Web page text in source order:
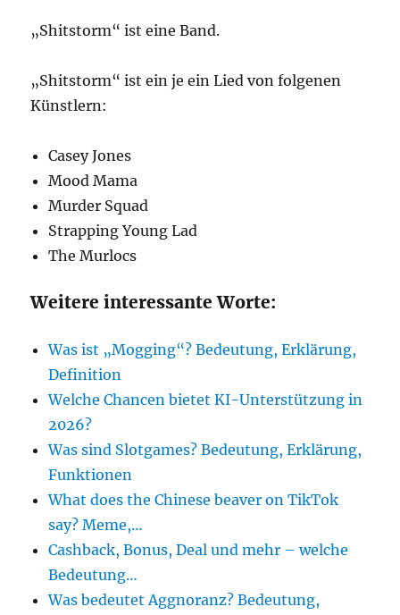
„Shitstorm“ ist eine Band.
„Shitstorm“ ist ein je ein Lied von folgenen
Künstlern:
Casey Jones
Mood Mama
Murder Squad
Strapping Young Lad
The Murlocs
Weitere interessante Worte:
Was ist „Mogging“? Bedeutung, Erklärung,
Definition
Welche Chancen bietet KI-Unterstützung in
2026?
Was sind Slotgames? Bedeutung, Erklärung,
Funktionen
What does the Chinese beaver on TikTok
say? Meme,…
Cashback, Bonus, Deal und mehr – welche
Bedeutung…
Was bedeutet Aggnoranz? Bedeutung,